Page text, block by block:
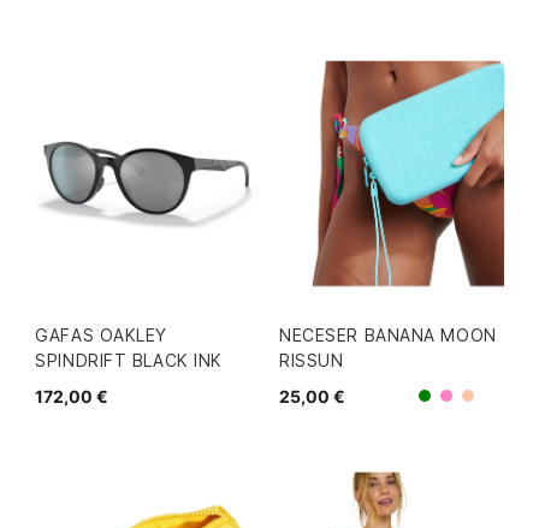
GAFAS OAKLEY
SPINDRIFT BLACK INK
172,00 €
NECESER BANANA MOON
RISSUN
25,00 €
Verde
RosaCoral